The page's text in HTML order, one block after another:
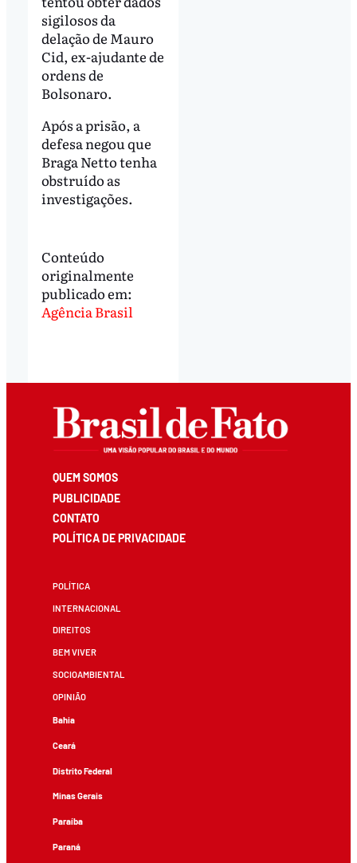
sigilosos da
delação de Mauro
Cid, ex-ajudante de
ordens de
Bolsonaro.
Após a prisão, a
defesa negou que
Braga Netto tenha
obstruído as
investigações.
Conteúdo
originalmente
publicado em:
Agência Brasil
QUEM SOMOS
PUBLICIDADE
CONTATO
POLÍTICA DE PRIVACIDADE
POLÍTICA
INTERNACIONAL
DIREITOS
BEM VIVER
SOCIOAMBIENTAL
OPINIÃO
Bahia
Ceará
Distrito Federal
Minas Gerais
Paraíba
Paraná